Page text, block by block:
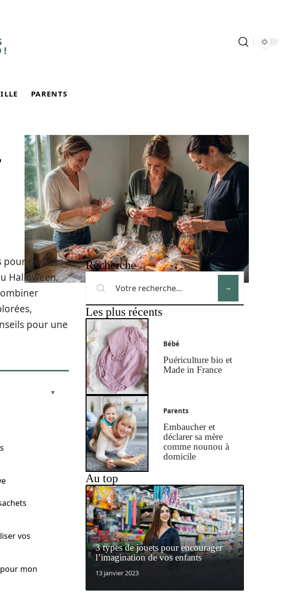
PARENTS
pour ravir les
Halloween,
pour une
vos
mon
Recherche
Les plus récents
Bébé
Puériculture bio et
Made in France
Parents
Embaucher et
déclarer sa mère
comme nounou à
domicile
Au top
3 types de jouets pour encourager
l’imagination de vos enfants
13 janvier 2023